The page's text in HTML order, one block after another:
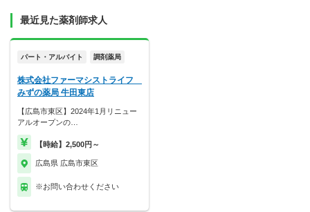
最近見た薬剤師求人
パート・アルバイト 調剤薬局
株式会社ファーマシストライフ
みずの薬局 牛田東店
【広島市東区】2024年1月リニュー
アルオープンの…
【時給】2,500円～
広島県 広島市東区
※お問い合わせください